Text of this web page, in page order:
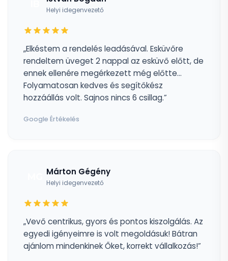
Helyi idegenvezető
„Elkéstem a rendelés leadásával. Esküvőre
rendeltem üveget 2 nappal az esküvő előtt, de
ennek ellenére megérkezett még előtte...
Folyamatosan kedves és segítőkész
hozzáállás volt. Sajnos nincs 6 csillag.”
Google Értékelés
Márton Gégény
Helyi idegenvezető
„Vevő centrikus, gyors és pontos kiszolgálás. Az
egyedi igényeimre is volt megoldásuk! Bátran
ajánlom mindenkinek Őket, korrekt vállalkozás!”